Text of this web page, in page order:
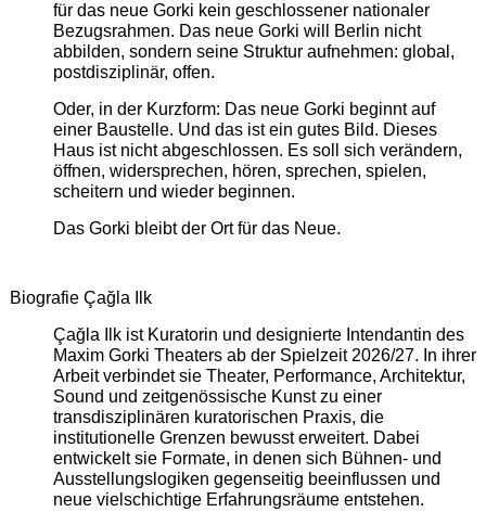
für das neue Gorki kein geschlossener nationaler
Bezugsrahmen. Das neue Gorki will Berlin nicht
abbilden, sondern seine Struktur aufnehmen: global,
postdisziplinär, offen.
Oder, in der Kurzform: Das neue Gorki beginnt auf
einer Baustelle. Und das ist ein gutes Bild. Dieses
Haus ist nicht abgeschlossen. Es soll sich verändern,
öffnen, widersprechen, hören, sprechen, spielen,
scheitern und wieder beginnen.
Das Gorki bleibt der Ort für das Neue.
Biografie Çağla Ilk
Çağla Ilk ist Kuratorin und designierte Intendantin des
Maxim Gorki Theaters ab der Spielzeit 2026/27. In ihrer
Arbeit verbindet sie Theater, Performance, Architektur,
Sound und zeitgenössische Kunst zu einer
transdisziplinären kuratorischen Praxis, die
institutionelle Grenzen bewusst erweitert. Dabei
entwickelt sie Formate, in denen sich Bühnen- und
Ausstellungslogiken gegenseitig beeinflussen und
neue vielschichtige Erfahrungsräume entstehen.